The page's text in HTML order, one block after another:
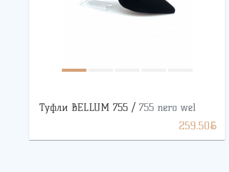
Туфли BELLUM 755 / 755 nero wel
259.50BYN